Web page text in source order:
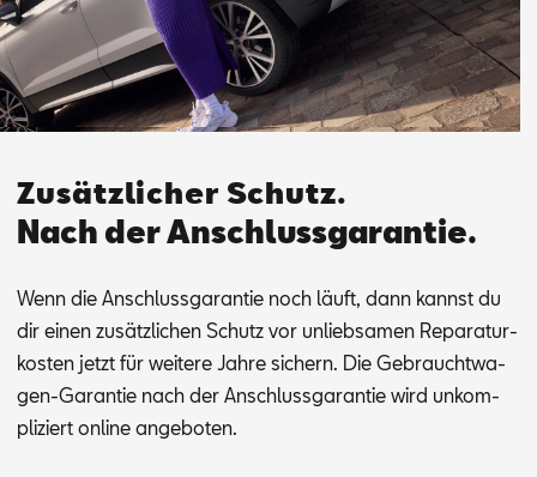
Zusätzlicher Schutz.
Nach der Anschlussgarantie.
Wenn die An­schluss­ga­ran­tie noch läuft, dann kannst du
dir ei­nen zu­sätz­li­chen Schutz vor un­lieb­sa­men Re­pa­ra­tur­
kos­ten jetzt für wei­te­re Jah­re si­chern. Die Ge­braucht­wa­
gen-Ga­ran­tie nach der An­schluss­ga­ran­tie wird un­kom­
pli­ziert on­line an­ge­bo­ten.